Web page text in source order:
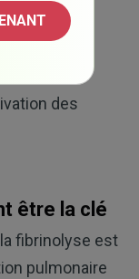
des
être la clé
fibrinolyse est
pulmonaire